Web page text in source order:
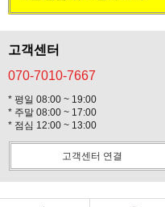
고객센터
070-7010-7667
* 평일 08:00 ~ 19:00
* 주말 08:00 ~ 17:00
* 점심 12:00 ~ 13:00
고객센터 연결